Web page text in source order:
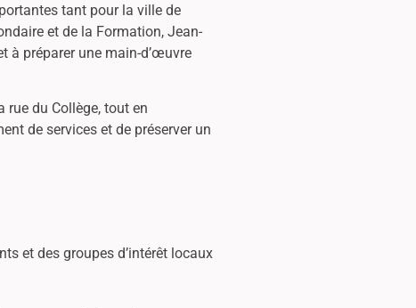
tant pour la ville de
et de la Formation, Jean-
à préparer une main-d’œuvre
rue du Collège, tout en
de services et de préserver un
et des groupes d’intérêt locaux